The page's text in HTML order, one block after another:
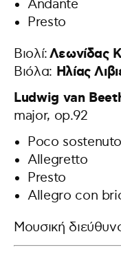
Αndante
Presto
Βιολί:Λεωνίδας
Βιόλα: Ηλίας
Ludwig van
major, op.92
Poco
Allegretto
Presto
Allegro con
Μουσική